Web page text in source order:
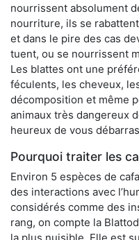
nourrissent absolument
nourriture, ils se
et dans le pire des cas
tuent, ou se nourrissent
Les blattes ont une
féculents, les cheveux,
décomposition et même
animaux très dangereux
heureux de vous
Pourquoi traiter les
Environ 5 espèces de
des interactions avec
considérés comme des
rang, on compte la